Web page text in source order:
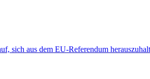
sich aus dem EU-Referendum